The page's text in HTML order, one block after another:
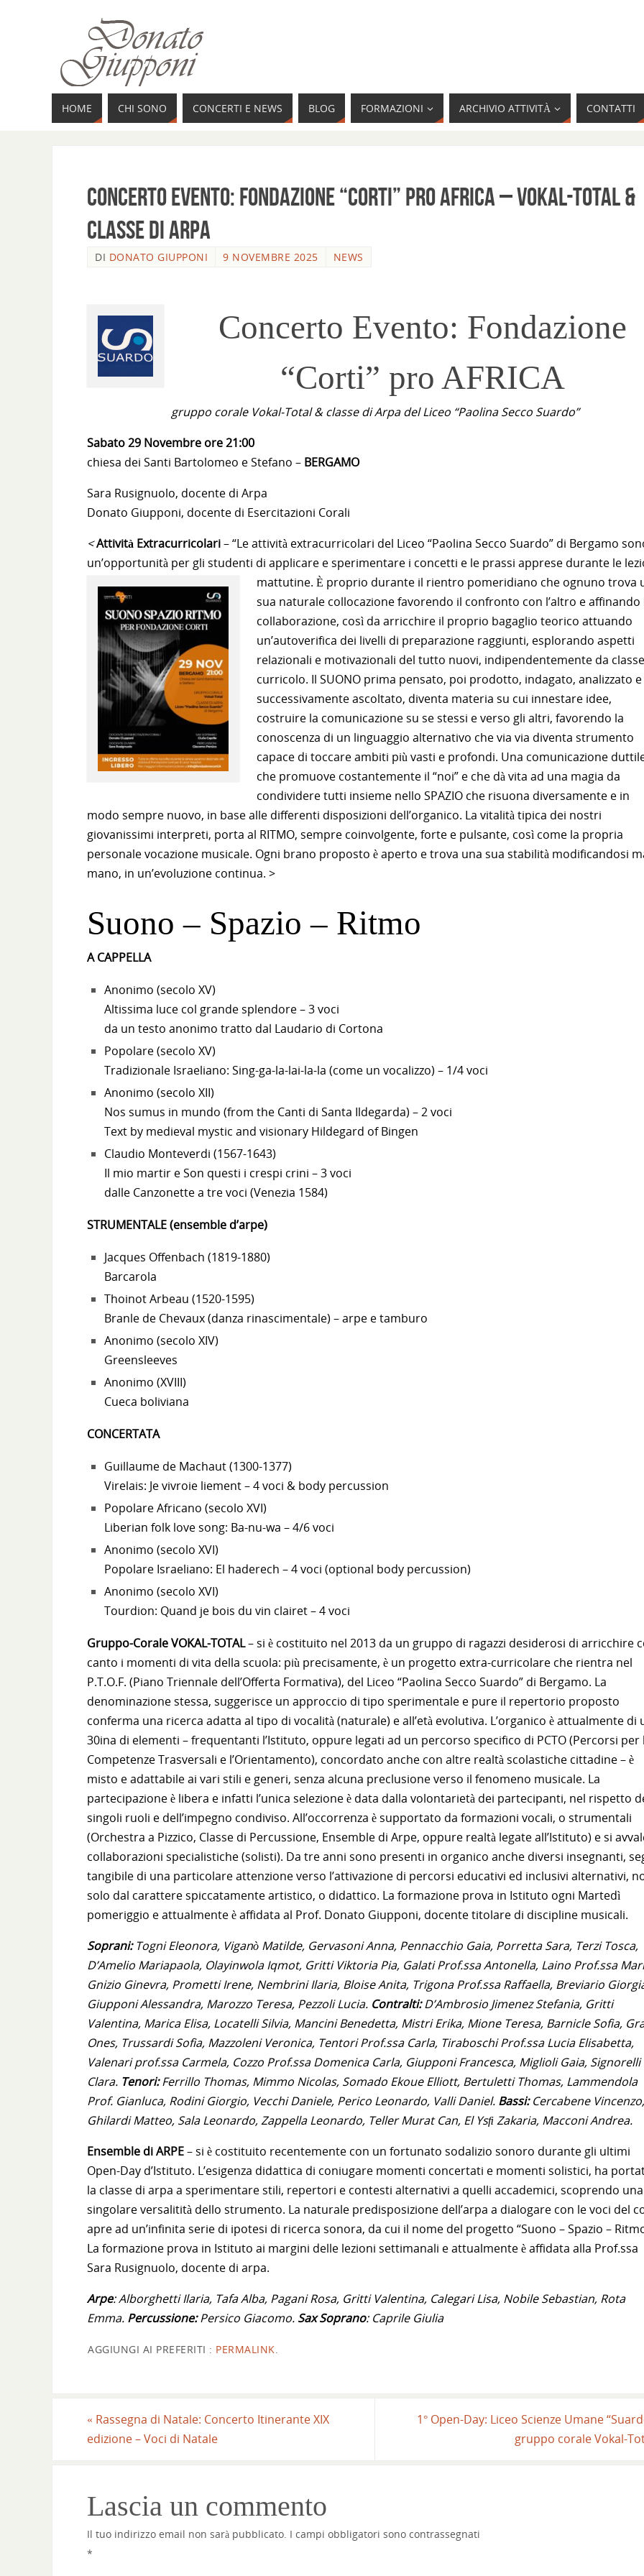
HOME CHI SONO CONCERTI E NEWS BLOG FORMAZIONI ARCHIVIO ATTIVITÀ CONTATTI
Concerto Evento: Fondazione “Corti” pro AFRICA – Vokal-Total &
classe di Arpa
DI DONATO GIUPPONI 9 NOVEMBRE 2025 NEWS
Concerto Evento: Fondazione
“Corti” pro AFRICA
gruppo corale Vokal-Total & classe di Arpa del Liceo “Paolina Secco Suardo”
Sabato 29 Novembre ore 21:00
chiesa dei Santi Bartolomeo e Stefano – BERGAMO
Sara Rusignuolo, docente di Arpa
Donato Giupponi, docente di Esercitazioni Corali
<Attività Extracurricolari– “Le attività extracurricolari del Liceo “Paolina Secco Suardo” di Bergamo
un’opportunità per gli studenti di applicare e sperimentare i concetti e le prassi apprese durante le
mattutine. È proprio durante il rientro pomeridiano che ognuno trova
sua naturale collocazione favorendo il confronto con l’altro e affinando
collaborazione, così da arricchire il proprio bagaglio teorico attuando
un’autoverifica dei livelli di preparazione raggiunti, esplorando aspetti
relazionali e motivazionali del tutto nuovi, indipendentemente da
curricolo. Il SUONO prima pensato, poi prodotto, indagato, analizzato e
successivamente ascoltato, diventa materia su cui innestare idee,
costruire la comunicazione su se stessi e verso gli altri, favorendo la
conoscenza di un linguaggio alternativo che via via diventa strumento
capace di toccare ambiti più vasti e profondi. Una comunicazione
che promuove costantemente il “noi” e che dà vita ad una magia da
condividere tutti insieme nello SPAZIO che risuona diversamente e in
modo sempre nuovo, in base alle differenti disposizioni dell’organico. La vitalità tipica dei nostri
giovanissimi interpreti, porta al RITMO, sempre coinvolgente, forte e pulsante, così come la propria
personale vocazione musicale. Ogni brano proposto è aperto e trova una sua stabilità modificandosi
mano, in un’evoluzione continua. >
Suono – Spazio – Ritmo
A CAPPELLA
Anonimo (secolo XV)
Altissima luce col grande splendore – 3 voci
da un testo anonimo tratto dal Laudario di Cortona
Popolare (secolo XV)
Tradizionale Israeliano: Sing-ga-la-lai-la-la (come un vocalizzo) – 1/4 voci
Anonimo (secolo XII)
Nos sumus in mundo (from the Canti di Santa Ildegarda) – 2 voci
Text by medieval mystic and visionary Hildegard of Bingen
Claudio Monteverdi (1567-1643)
Il mio martir e Son questi i crespi crini – 3 voci
dalle Canzonette a tre voci (Venezia 1584)
STRUMENTALE (ensemble d’arpe)
Jacques Offenbach (1819-1880)
Barcarola
Thoinot Arbeau (1520-1595)
Branle de Chevaux (danza rinascimentale) – arpe e tamburo
Anonimo (secolo XIV)
Greensleeves
Anonimo (XVIII)
Cueca boliviana
CONCERTATA
Guillaume de Machaut (1300-1377)
Virelais: Je vivroie liement – 4 voci & body percussion
Popolare Africano (secolo XVI)
Liberian folk love song: Ba-nu-wa – 4/6 voci
Anonimo (secolo XVI)
Popolare Israeliano: El haderech – 4 voci (optional body percussion)
Anonimo (secolo XVI)
Tourdion: Quand je bois du vin clairet – 4 voci
Gruppo-Corale VOKAL-TOTAL– si è costituito nel 2013 da un gruppo di ragazzi desiderosi di arricchire
canto i momenti di vita della scuola: più precisamente, è un progetto extra-curricolare che rientra nel
P.T.O.F. (Piano Triennale dell’Offerta Formativa), del Liceo “Paolina Secco Suardo” di Bergamo. La
denominazione stessa, suggerisce un approccio di tipo sperimentale e pure il repertorio proposto
conferma una ricerca adatta al tipo di vocalità (naturale) e all’età evolutiva. L’organico è attualmente di
30ina di elementi – frequentanti l’Istituto, oppure legati ad un percorso specifico di PCTO (Percorsi per
Competenze Trasversali e l’Orientamento), concordato anche con altre realtà scolastiche cittadine – è
misto e adattabile ai vari stili e generi, senza alcuna preclusione verso il fenomeno musicale. La
partecipazione è libera e infatti l’unica selezione è data dalla volontarietà dei partecipanti, nel rispetto
singoli ruoli e dell’impegno condiviso. All’occorrenza è supportato da formazioni vocali, o strumentali
(Orchestra a Pizzico, Classe di Percussione, Ensemble di Arpe, oppure realtà legate all’Istituto) e si
collaborazioni specialistiche (solisti). Da tre anni sono presenti in organico anche diversi insegnanti,
tangibile di una particolare attenzione verso l’attivazione di percorsi educativi ed inclusivi alternativi,
solo dal carattere spiccatamente artistico, o didattico. La formazione prova in Istituto ogni Martedì
pomeriggio e attualmente è affidata al Prof. Donato Giupponi, docente titolare di discipline musicali.
Soprani:Togni Eleonora, Viganò Matilde, Gervasoni Anna, Pennacchio Gaia, Porretta Sara, Terzi Tosca,
D’Amelio Mariapaola, Olayinwola Iqmot, Gritti Viktoria Pia, Galati Prof.ssa Antonella, Laino Prof.ssa
Gnizio Ginevra, Prometti Irene, Nembrini Ilaria, Bloise Anita, Trigona Prof.ssa Raﬀaella, Breviario
Giupponi Alessandra, Marozzo Teresa, Pezzoli Lucia. Contralti:D’Ambrosio Jimenez Stefania, Gritti
Valentina, Marica Elisa, Locatelli Silvia, Mancini Benedetta, Mistri Erika, Mione Teresa, Barnicle Sofia,
Ones, Trussardi Sofia, Mazzoleni Veronica, Tentori Prof.ssa Carla, Tiraboschi Prof.ssa Lucia Elisabetta,
Valenari prof.ssa Carmela, Cozzo Prof.ssa Domenica Carla, Giupponi Francesca, Miglioli Gaia, Signorelli
Clara. Tenori:Ferrillo Thomas, Mimmo Nicolas, Somado Ekoue Elliott, Bertuletti Thomas, Lammendola
Prof. Gianluca, Rodini Giorgio, Vecchi Daniele, Perico Leonardo, Valli Daniel. Bassi:Cercabene Vincenzo,
Ghilardi Matteo, Sala Leonardo, Zappella Leonardo, Teller Murat Can, El Ysﬁ Zakaria, Macconi Andrea.
Ensemble di ARPE– si è costituito recentemente con un fortunato sodalizio sonoro durante gli ultimi
Open-Day d’Istituto. L’esigenza didattica di coniugare momenti concertati e momenti solistici, ha
la classe di arpa a sperimentare stili, repertori e contesti alternativi a quelli accademici, scoprendo una
singolare versalitità dello strumento. La naturale predisposizione dell’arpa a dialogare con le voci del
apre ad un’infinita serie di ipotesi di ricerca sonora, da cui il nome del progetto “Suono – Spazio –
La formazione prova in Istituto ai margini delle lezioni settimanali e attualmente è affidata alla Prof.ssa
Sara Rusignuolo, docente di arpa.
Arpe: Alborghetti Ilaria, Tafa Alba, Pagani Rosa, Gritti Valentina, Calegari Lisa, Nobile Sebastian, Rota
Emma. Percussione:Persico Giacomo. Sax Soprano: Caprile Giulia
AGGIUNGI AI PREFERITI : PERMALINK
« Rassegna di Natale: Concerto Itinerante XIX
edizione – Voci di Natale
1° Open-Day: Liceo Scienze Umane
gruppo corale Vokal-
Lascia un commento
Il tuo indirizzo email non sarà pubblicato. I campi obbligatori sono contrassegnati
*